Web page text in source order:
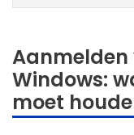
Kaspersky
AzireVPN
Aanmelden
Windows:
moet